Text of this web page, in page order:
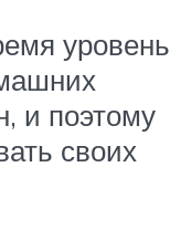
уровень
и поэтому
своих